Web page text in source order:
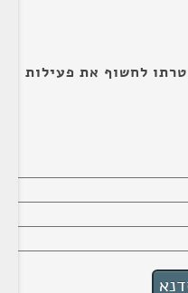
לחשוף את פעילות